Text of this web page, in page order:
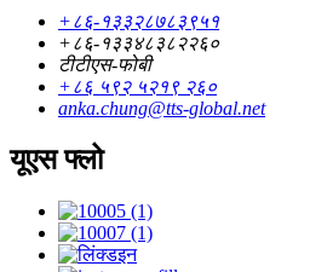
+८६-१३३२८७८३९५१
+८६-१३३४८३८२२६०
टीटीएस-फोबी
+८६ ५९२ ५२१९ २६०
anka.chung@tts-global.net
यूएस फ्लो